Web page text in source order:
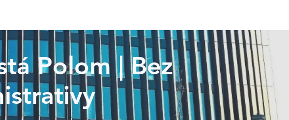
Polom | Bez